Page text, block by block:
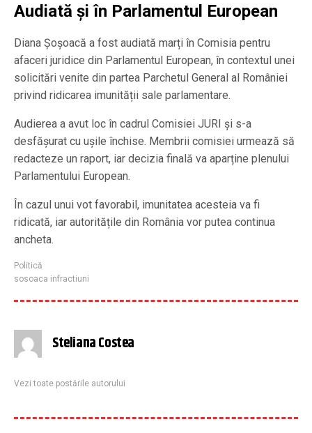
Audiată și în Parlamentul European
Diana Șoșoacă a fost audiată marți în Comisia pentru
afaceri juridice din Parlamentul European, în contextul unei
solicitări venite din partea Parchetul General al României
privind ridicarea imunității sale parlamentare.
Audierea a avut loc în cadrul Comisiei JURI și s-a
desfășurat cu ușile închise. Membrii comisiei urmează să
redacteze un raport, iar decizia finală va aparține plenului
Parlamentului European.
În cazul unui vot favorabil, imunitatea acesteia va fi
ridicată, iar autoritățile din România vor putea continua
ancheta.
Politică
sosoaca infractiuni
Steliana Costea
Vezi toate postările autorului